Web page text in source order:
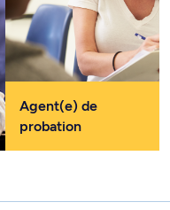
Agent(e) de
probation